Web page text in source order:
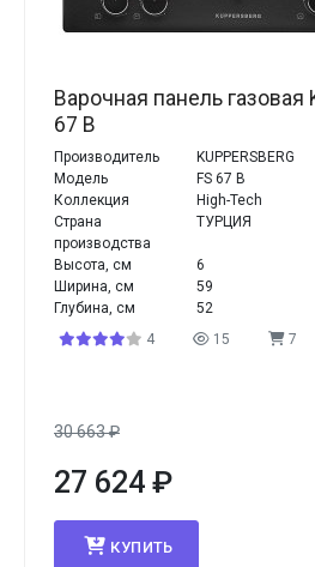
Варочная панель газовая
67 B
Производитель
KUPPERSBERG
Модель
FS 67 B
Коллекция
High-Tech
Страна
производства
ТУРЦИЯ
Высота, см
6
Ширина, см
59
Глубина, см
52
4
15 7
30 663₽
27 624 ₽
КУПИТЬ